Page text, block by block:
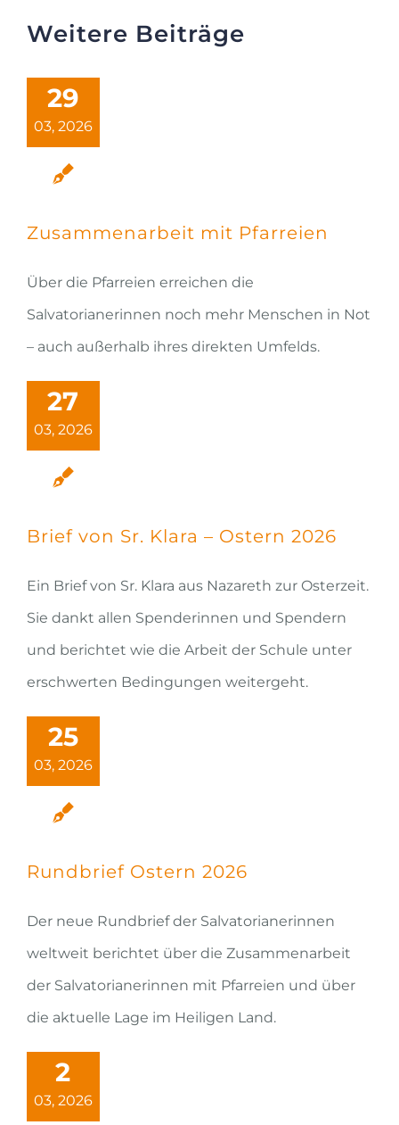
Weitere Beiträge
29
03, 2026
Zusammenarbeit mit Pfarreien
Über die Pfarreien erreichen die
Salvatorianerinnen noch mehr Menschen in Not
– auch außerhalb ihres direkten Umfelds.
27
03, 2026
Brief von Sr. Klara – Ostern 2026
Ein Brief von Sr. Klara aus Nazareth zur Osterzeit.
Sie dankt allen Spenderinnen und Spendern
und berichtet wie die Arbeit der Schule unter
erschwerten Bedingungen weitergeht.
25
03, 2026
Rundbrief Ostern 2026
Der neue Rundbrief der Salvatorianerinnen
weltweit berichtet über die Zusammenarbeit
der Salvatorianerinnen mit Pfarreien und über
die aktuelle Lage im Heiligen Land.
2
03, 2026